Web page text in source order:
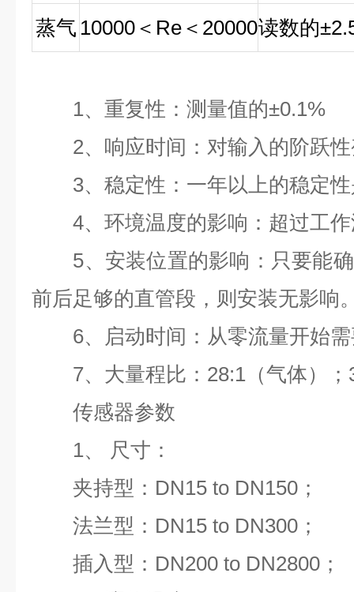
蒸气 10000 ＜ Re ＜ 20000读数的
1、重复性：测量值的±0.1%
2、响应时间：对输入的阶跃性
3、稳定性：一年以上的稳定性
4、环境温度的影响：超过工作
5、安装位置的影响：只要能确
前后足够的直管段，则安装无影响
6、启动时间：从零流量开始需
7、大量程比：28:1（气体）；
传感器参数
1、 尺寸：
夹持型：DN15 to DN150；
法兰型：DN15 to DN300；
插入型：DN200 to DN2800；